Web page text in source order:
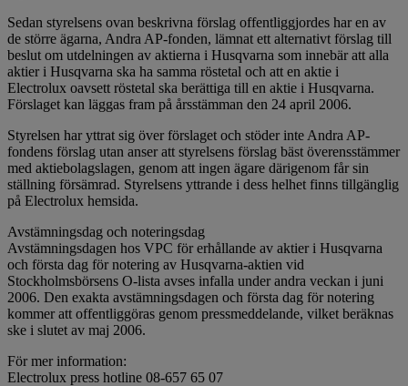
Sedan styrelsens ovan beskrivna förslag offentliggjordes har en av
de större ägarna, Andra AP-fonden, lämnat ett alternativt förslag till
beslut om utdelningen av aktierna i Husqvarna som innebär att alla
aktier i Husqvarna ska ha samma röstetal och att en aktie i
Electrolux oavsett röstetal ska berättiga till en aktie i Husqvarna.
Förslaget kan läggas fram på årsstämman den 24 april 2006.
Styrelsen har yttrat sig över förslaget och stöder inte Andra AP-
fondens förslag utan anser att styrelsens förslag bäst överensstämmer
med aktiebolagslagen, genom att ingen ägare därigenom får sin
ställning försämrad. Styrelsens yttrande i dess helhet finns tillgänglig
på Electrolux hemsida.
Avstämningsdag och noteringsdag
Avstämningsdagen hos VPC för erhållande av aktier i Husqvarna
och första dag för notering av Husqvarna-aktien vid
Stockholmsbörsens O-lista avses infalla under andra veckan i juni
2006. Den exakta avstämningsdagen och första dag för notering
kommer att offentliggöras genom pressmeddelande, vilket beräknas
ske i slutet av maj 2006.
För mer information:
Electrolux press hotline 08-657 65 07